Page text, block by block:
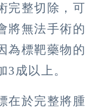
完整切除，可
將無法手術的
為標靶藥物的
成以上。
在於完整將腫